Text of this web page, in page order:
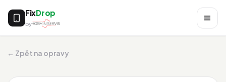
FixDrop
by
← Zpět na opravy